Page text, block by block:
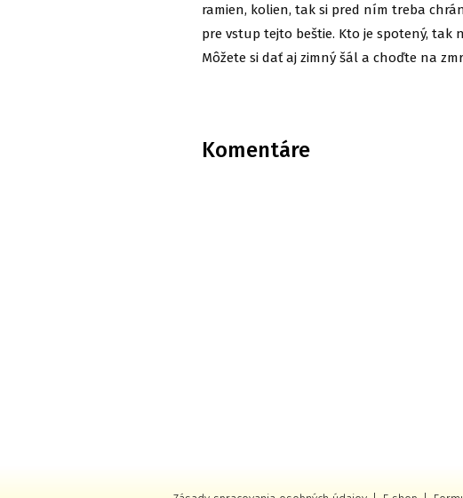
ramien, kolien, tak si pred ním treba
pre vstup tejto beštie. Kto je spotený, tak
Môžete si dať aj zimný šál a choďte na
Komentáre